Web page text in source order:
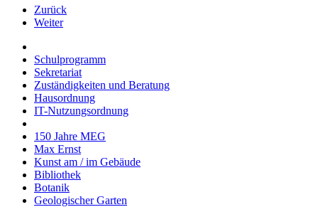
Zurück
Weiter
Schulprogramm
Sekretariat
Zuständigkeiten und Beratung
Hausordnung
IT-Nutzungsordnung
150 Jahre MEG
Max Ernst
Kunst am / im Gebäude
Bibliothek
Botanik
Geologischer Garten